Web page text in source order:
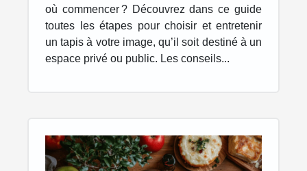
où commencer ? Découvrez dans ce guide
toutes les étapes pour choisir et entretenir
un tapis à votre image, qu’il soit destiné à un
espace privé ou public. Les conseils...